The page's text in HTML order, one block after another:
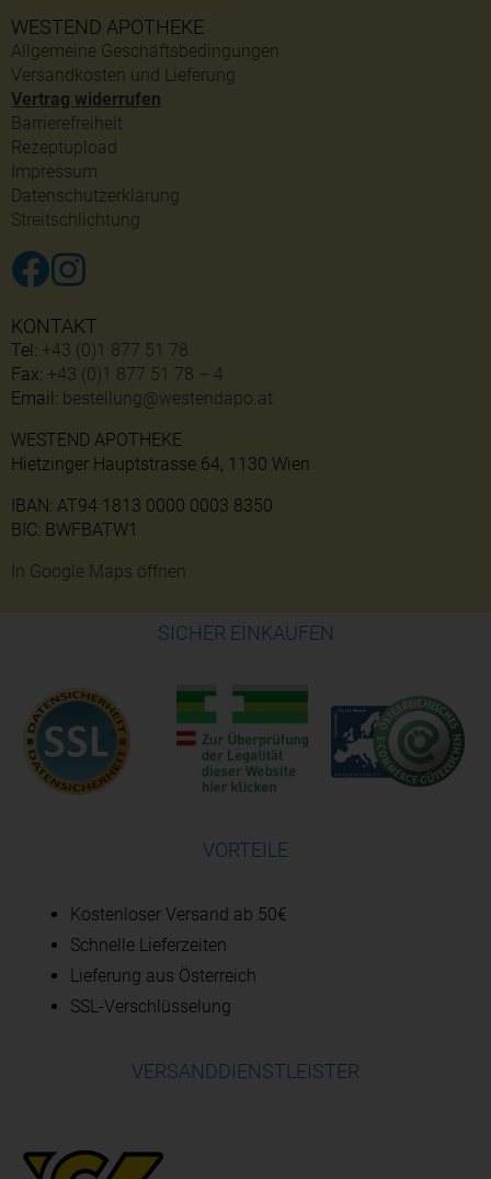
WESTEND APOTHEKE
Allgemeine Geschäftsbedingungen
Versandkosten und Lieferung
Vertrag widerrufen
Barrierefreiheit
Rezeptupload
Impressum
Datenschutzerklärung
Streitschlichtung
KONTAKT
Tel: +43 (0)1 877 51 78
Fax: +43 (0)1 877 51 78 – 4
Email: bestellung@westendapo.at
WESTEND APOTHEKE
Hietzinger Hauptstrasse 64, 1130 Wien
IBAN: AT94 1813 0000 0003 8350
BIC: BWFBATW1
In Google Maps öffnen
SICHER EINKAUFEN
VORTEILE
Kostenloser Versand ab 50€
Schnelle Lieferzeiten
Lieferung aus Österreich
SSL-Verschlüsselung
VERSANDDIENSTLEISTER